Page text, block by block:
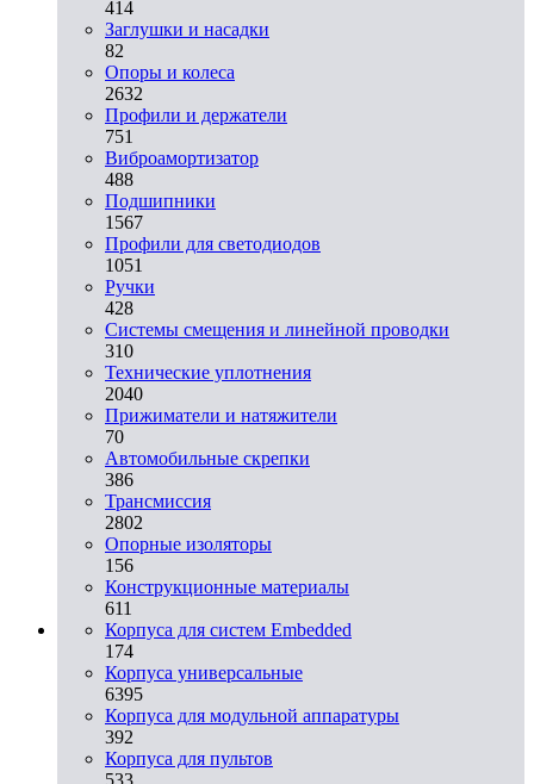
414
Заглушки и насадки
82
Опоры и колеса
2632
Профили и держатели
751
Виброамортизатор
488
Подшипники
1567
Профили для светодиодов
1051
Ручки
428
Системы смещения и линейной проводки
310
Технические уплотнения
2040
Прижиматели и натяжители
70
Автомобильные скрепки
386
Трансмиссия
2802
Опорные изоляторы
156
Конструкционные материалы
611
Корпуса для систем Embedded
174
Корпуса универсальные
6395
Корпуса для модульной аппаратуры
392
Корпуса для пультов
533